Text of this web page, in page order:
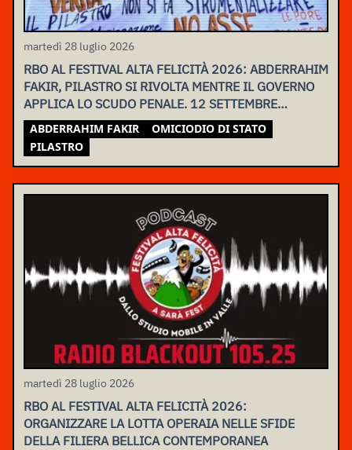
martedì 28 luglio 2026
RBO AL FESTIVAL ALTA FELICITÀ 2026: ABDERRAHIM
FAKIR, PILASTRO SI RIVOLTA MENTRE IL GOVERNO
APPLICA LO SCUDO PENALE. 12 SETTEMBRE
ASSEMBLEA NAZIONALE
ABDERRAHIM FAKIR
OMICIODIO DI STATO
PILASTRO
martedì 28 luglio 2026
RBO AL FESTIVAL ALTA FELICITÀ 2026:
ORGANIZZARE LA LOTTA OPERAIA NELLE SFIDE
DELLA FILIERA BELLICA CONTEMPORANEA